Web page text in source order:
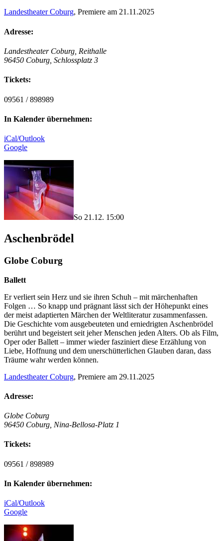
Landestheater Coburg, Premiere am 21.11.2025
Adresse:
Landestheater Coburg, Reithalle
96450 Coburg, Schlossplatz 3
Tickets:
09561 / 898989
In Kalender übernehmen:
iCal/Outlook
Google
So 21.12. 15:00
Aschenbrödel
Globe Coburg
Ballett
Er verliert sein Herz und sie ihren Schuh – mit märchenhaften
Folgen … So knapp und prägnant lässt sich der Höhepunkt eines
der meist adaptierten Märchen der Weltliteratur zusammenfassen.
Die Geschichte vom ausgebeuteten und erniedrigten Aschenbrödel
berührt und begeistert seit jeher Menschen jeden Alters. Ob als Film,
Oper oder Ballett – immer wieder fasziniert diese Erzählung von
Liebe, Hoffnung und dem unerschütterlichen Glauben daran, dass
Träume wahr werden können.
Landestheater Coburg, Premiere am 29.11.2025
Adresse:
Globe Coburg
96450 Coburg, Nina-Bellosa-Platz 1
Tickets:
09561 / 898989
In Kalender übernehmen:
iCal/Outlook
Google